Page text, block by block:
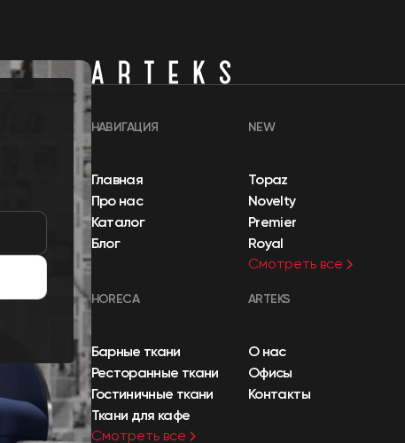
НАВИГАЦИЯ
Главная
Про нас
Каталог
Блог
NEW
Topaz
Novelty
Premier
Royal
Смотреть все
HORECA
Барные ткани
Ресторанные ткани
Гостиничные ткани
Ткани для кафе
Смотреть все
ARTEKS
О нас
Офисы
Контакты